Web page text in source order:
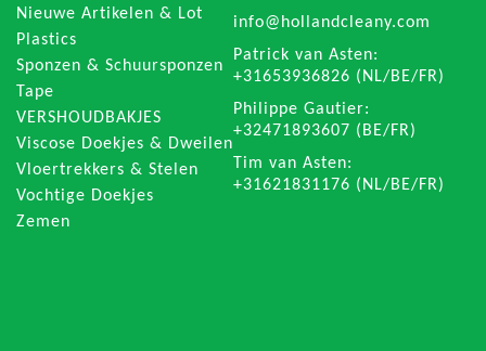
Nieuwe Artikelen & Lot
Plastics
Sponzen & Schuursponzen
Tape
VERSHOUDBAKJES
Viscose Doekjes & Dweilen
Vloertrekkers & Stelen
Vochtige Doekjes
Zemen
info@hollandcleany.com
Patrick van Asten:
+31653936826 (NL/BE/FR)
Philippe Gautier:
+32471893607 (BE/FR)
Tim van Asten:
+31621831176 (NL/BE/FR)